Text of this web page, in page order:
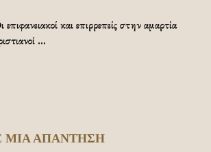
επιφανειακοί και επιρρεπείς στην αμαρτία
…
ΜΙΑ ΑΠΑΝΤΗΣΗ